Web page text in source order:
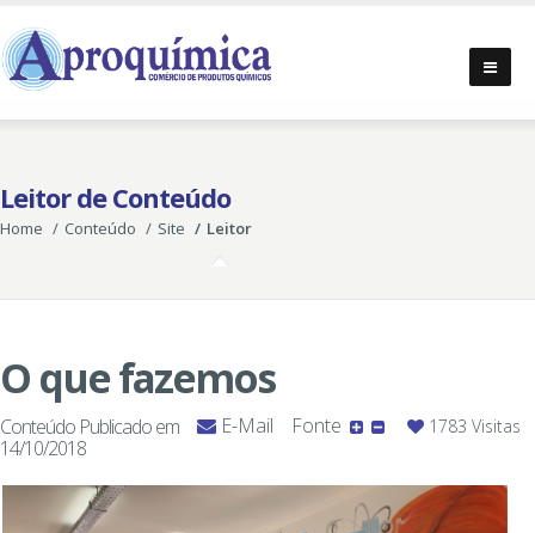
Leitor de Conteúdo
Home Conteúdo Site Leitor
O que fazemos
E-Mail Fonte 1783 Visitas
Conteúdo Publicado em
14/10/2018